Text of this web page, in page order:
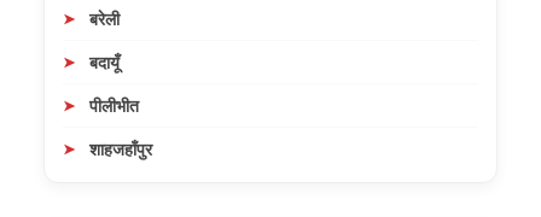
बरेली
बदायूँ
पीलीभीत
शाहजहाँपुर